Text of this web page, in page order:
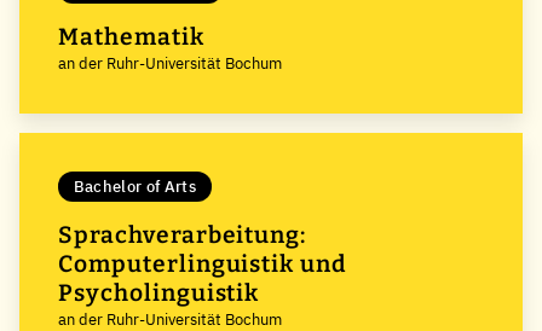
Mathematik
an der Ruhr-Universität Bochum
Bachelor of Arts
Sprachverarbeitung:
Computerlinguistik und
Psycholinguistik
an der Ruhr-Universität Bochum